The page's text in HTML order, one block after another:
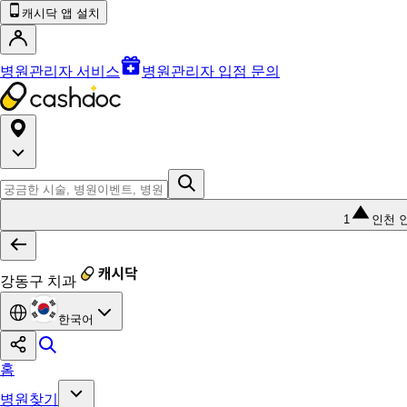
캐시닥 앱 설치
병원관리자 서비스 병원관리자 입점 문의
1 인천
강동구 치과
한국어
홈
병원찾기